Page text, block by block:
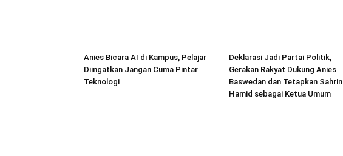
Anies Bicara AI di Kampus, Pelajar
Diingatkan Jangan Cuma Pintar
Teknologi
Deklarasi Jadi Partai Politik,
Gerakan Rakyat Dukung Anies
Baswedan dan Tetapkan Sahrin
Hamid sebagai Ketua Umum